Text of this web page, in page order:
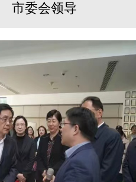
市委会领导